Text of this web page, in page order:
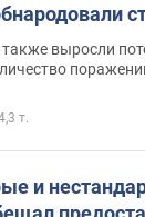
выросли
т.
и